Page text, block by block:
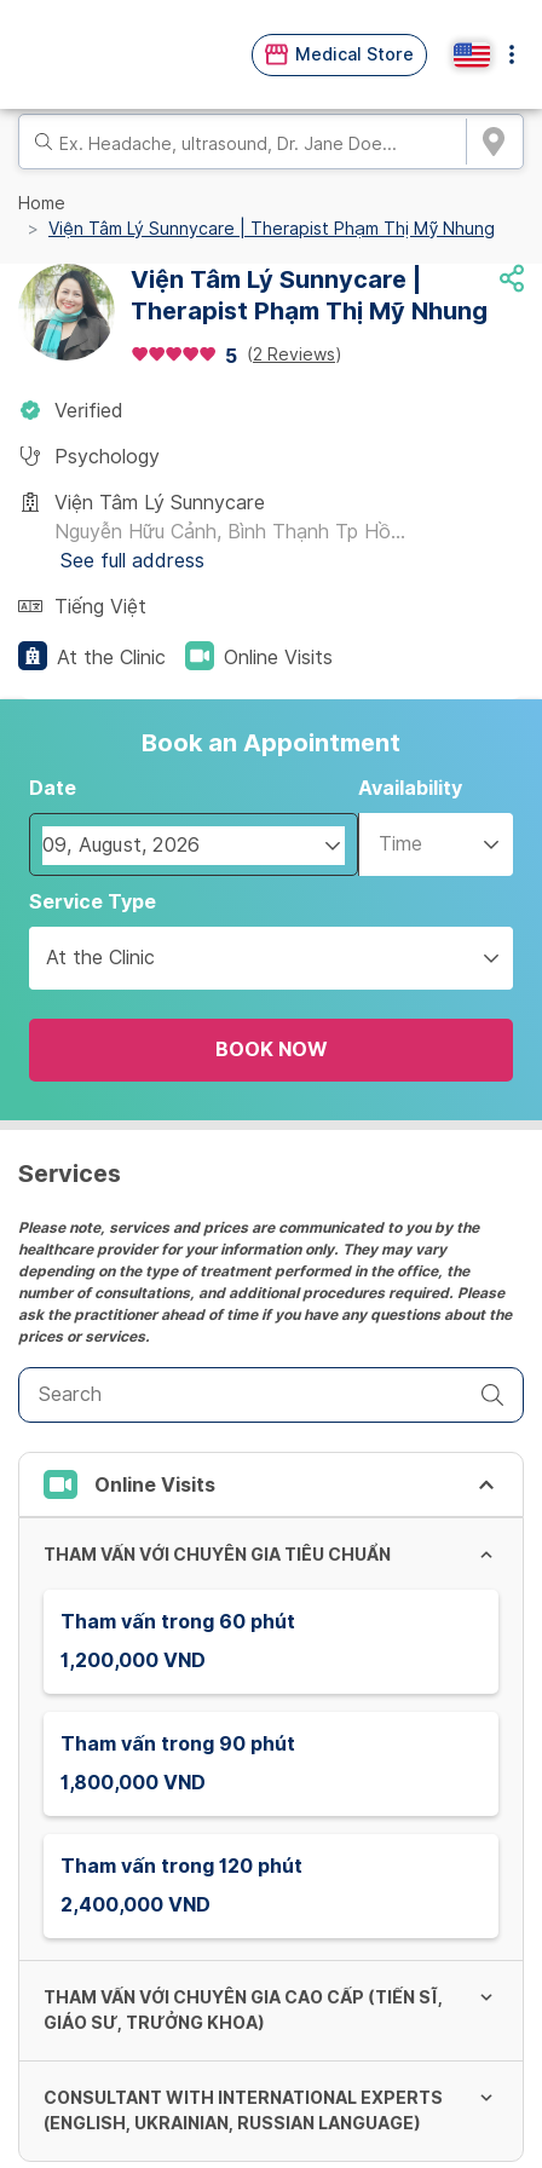
Medical Store
Home
Viện Tâm Lý Sunnycare | Therapist Phạm Thị Mỹ Nhung
Viện Tâm Lý Sunnycare |
Therapist Phạm Thị Mỹ Nhung
5 (2 Reviews)
Verified
Psychology
Viện Tâm Lý Sunnycare
Nguyễn Hữu Cảnh, Bình Thạnh Tp Hồ...
See full address
Tiếng Việt
At the Clinic Online Visits
Book an Appointment
Date
Navigate
forward
interact
with
the
and
date.
the
question
mark
key
to
get
the
keyboard
shortcuts
for
changing
dates.
Availability
Time
Service Type
At the Clinic
BOOK NOW
Services
Please note, services and prices are communicated to you by the
healthcare provider for your information only. They may vary
depending on the type of treatment performed in the office, the
number of consultations, and additional procedures required. Please
ask the practitioner ahead of time if you have any questions about the
prices or services.
Online Visits
THAM VẤN VỚI CHUYÊN GIA TIÊU CHUẨN
Tham vấn trong 60 phút
1,200,000 VND
Tham vấn trong 90 phút
1,800,000 VND
Tham vấn trong 120 phút
2,400,000 VND
THAM VẤN VỚI CHUYÊN GIA CAO CẤP (TIẾN SĨ,
GIÁO SƯ, TRƯỞNG KHOA)
Tham vấn trong 60 phút
CONSULTANT WITH INTERNATIONAL EXPERTS
(ENGLISH, UKRAINIAN, RUSSIAN LANGUAGE)